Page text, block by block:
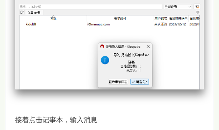
接着点击记事本，输入消息